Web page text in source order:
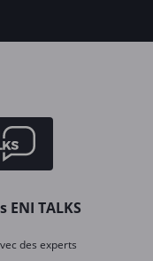
ENI TALKS
des experts